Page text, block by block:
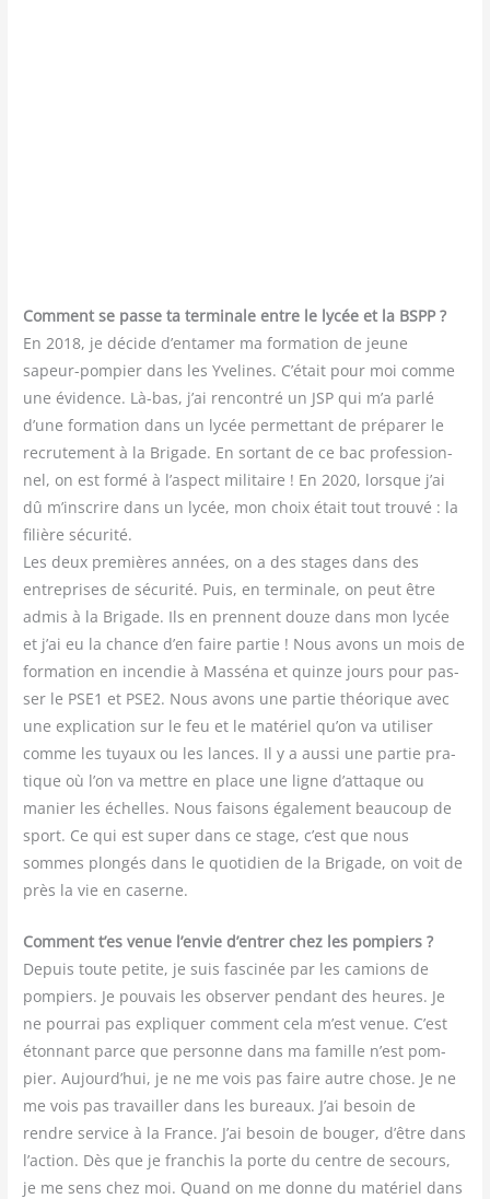
Com­ment se passe ta ter­mi­nale entre le lycée et la BSPP ?
En 2018, je décide d’entamer ma for­ma­tion de jeune
sapeur-pom­pier dans les Yve­lines. C’était pour moi comme
une évi­dence. Là-bas, j’ai ren­con­tré un JSP qui m’a par­lé
d’une for­ma­tion dans un lycée per­met­tant de pré­pa­rer le
recru­te­ment à la Bri­gade. En sor­tant de ce bac pro­fes­sion­
nel, on est for­mé à l’aspect mili­taire ! En 2020, lorsque j’ai
dû m’inscrire dans un lycée, mon choix était tout trou­vé : la
filière sécu­ri­té.
Les deux pre­mières années, on a des stages dans des
entre­prises de sécu­ri­té. Puis, en ter­mi­nale, on peut être
admis à la Bri­gade. Ils en prennent douze dans mon lycée
et j’ai eu la chance d’en faire par­tie ! Nous avons un mois de
for­ma­tion en incen­die à Mas­sé­na et quinze jours pour pas­
ser le PSE1 et PSE2. Nous avons une par­tie théo­rique avec
une expli­ca­tion sur le feu et le maté­riel qu’on va uti­li­ser
comme les tuyaux ou les lances. Il y a aus­si une par­tie pra­
tique où l’on va mettre en place une ligne d’attaque ou
manier les échelles. Nous fai­sons éga­le­ment beau­coup de
sport. Ce qui est super dans ce stage, c’est que nous
sommes plon­gés dans le quo­ti­dien de la Bri­gade, on voit de
près la vie en caserne.
Com­ment t’es venue l’envie d’entrer chez les pom­piers ?
Depuis toute petite, je suis fas­ci­née par les camions de
pom­piers. Je pou­vais les obser­ver pen­dant des heures. Je
ne pour­rai pas expli­quer com­ment cela m’est venue. C’est
éton­nant parce que per­sonne dans ma famille n’est pom­
pier. Aujourd’hui, je ne me vois pas faire autre chose. Je ne
me vois pas tra­vailler dans les bureaux. J’ai besoin de
rendre ser­vice à la France. J’ai besoin de bou­ger, d’être dans
l’action. Dès que je fran­chis la porte du centre de secours,
je me sens chez moi. Quand on me donne du maté­riel dans